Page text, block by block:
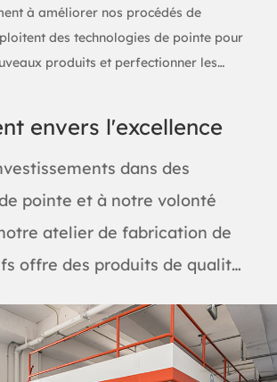
à améliorer nos procédés de
des technologies de pointe pour
produits et perfectionner les
envers l'excellence
dans des
pointe et à notre volonté
atelier de fabrication de
offre des produits de qualité
Qu'ils soient destinés à des
commerciales ou